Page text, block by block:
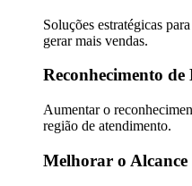
Soluções estratégicas
gerar mais vendas.
Reconhecimento
Aumentar o
região de atendimento.
Melhorar o